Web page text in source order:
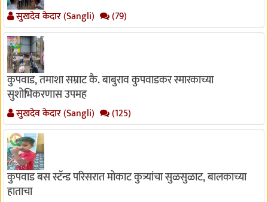
सुखदेव केदार (Sangli) (79)
कुपवाड, तमाशा सम्राट कै. बाबुराव कुपवाडकर स्मारकाच्या
सुशोभिकरणास उपमह
सुखदेव केदार (Sangli) (125)
कुपवाड बस स्टॅन्ड परिसरात मोकाट कुत्र्यांचा सुळसुळाट, बालकाच्या
हाताचा